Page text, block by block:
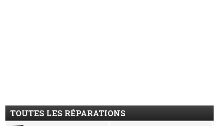
TOUTES LES RÉPARATIONS